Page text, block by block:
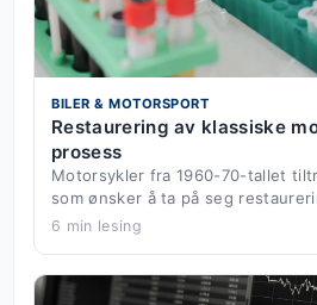
BILER & MOTORSPORT
Restaurering av klassiske
prosess
Motorsykler fra 1960-70-tallet
som ønsker å ta på seg
6 min lesing